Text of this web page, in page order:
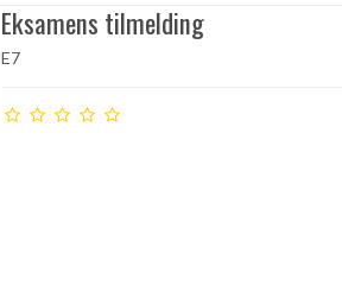
Eksamens tilmelding
E7